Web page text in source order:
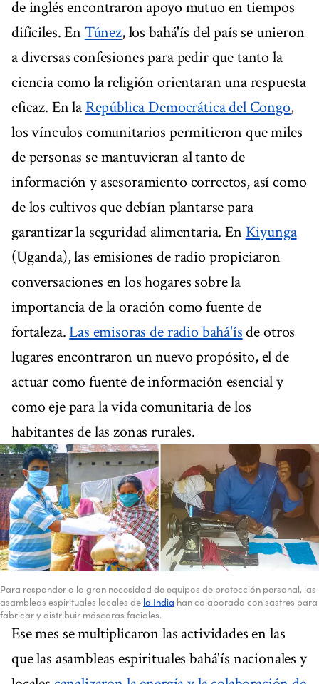
de inglés encontraron apoyo mutuo en tiempos
difíciles. En Túnez, los bahá'ís del país se unieron
a diversas confesiones para pedir que tanto la
ciencia como la religión orientaran una respuesta
eficaz. En la República Democrática del Congo,
los vínculos comunitarios permitieron que miles
de personas se mantuvieran al tanto de
información y asesoramiento correctos, así como
de los cultivos que debían plantarse para
garantizar la seguridad alimentaria. En Kiyunga
(Uganda), las emisiones de radio propiciaron
conversaciones en los hogares sobre la
importancia de la oración como fuente de
fortaleza.Las emisoras de radio bahá'ísde otros
lugares encontraron un nuevo propósito, el de
actuar como fuente de información esencial y
como eje para la vida comunitaria de los
habitantes de las zonas rurales.
Para responder a la gran necesidad de equipos de protección personal, las
asambleas espirituales locales de la India han colaborado con sastres para
fabricar y distribuir máscaras faciales.
Ese mes se multiplicaron las actividades en las
que las asambleas espirituales bahá'ís nacionales y